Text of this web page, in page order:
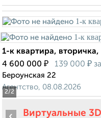
2/2
1-к квартира,
4 600 000 ₽ 139 000 ₽
Бероунская 22
Агентство, 08.08.2026
Виртуальные